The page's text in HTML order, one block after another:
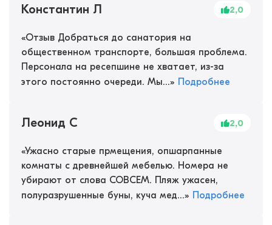
Константин Л 2,0
«Отзыв Добраться до санатория на
общественном транспорте, большая проблема.
Персонала на ресепшине не хватает, из-за
этого постоянно очереди. Мы...» Подробнее
Леонид С 2,0
«Ужасно старые прмещения, опшарпанные
комнаты с древнейшей мебелью. Номера не
убирают от слова СОВСЕМ. Пляж ужасен,
полуразрушенные буны, куча мед...» Подробнее